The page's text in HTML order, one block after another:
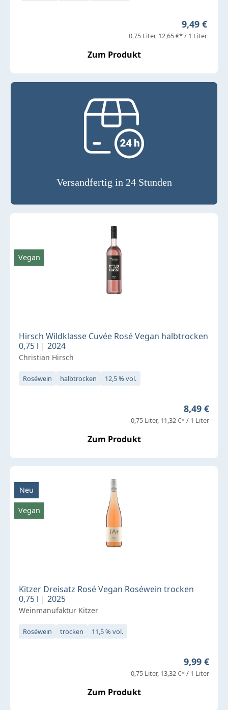
Regulärer
9,49 €
0,75 Liter 12,65 €* / 1 Liter
Zum Produkt
Versandfertig in 24 Stunden
Hirsch Wildklasse Cuvée Rosé Vegan halbtrocken
0,75 l | 2024
Christian Hirsch
Roséwein halbtrocken 12,5 % vol.
Regulärer
8,49 €
0,75 Liter 11,32 €* / 1 Liter
Zum Produkt
Vegan
Kitzer Dreisatz Rosé Vegan Roséwein trocken
0,75 l | 2025
Weinmanufaktur Kitzer
Roséwein trocken 11,5 % vol.
Regulärer
9,99 €
0,75 Liter 13,32 €* / 1 Liter
Zum Produkt
Neu
Vegan